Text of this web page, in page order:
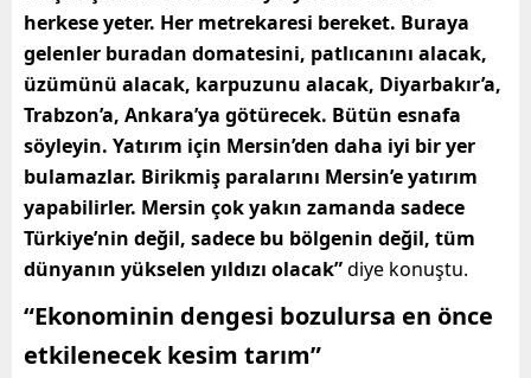
herkese yeter. Her metrekaresi bereket. Buraya
gelenler buradan domatesini, patlıcanını alacak,
üzümünü alacak, karpuzunu alacak, Diyarbakır’a,
Trabzon’a, Ankara’ya götürecek. Bütün esnafa
söyleyin. Yatırım için Mersin’den daha iyi bir yer
bulamazlar. Birikmiş paralarını Mersin’e yatırım
yapabilirler. Mersin çok yakın zamanda sadece
Türkiye’nin değil, sadece bu bölgenin değil, tüm
dünyanın yükselen yıldızı olacak”diye konuştu.
“Ekonominin dengesi bozulursa en önce
etkilenecek kesim tarım”